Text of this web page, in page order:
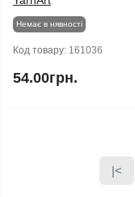
Немає в нявності
Код товару: 161036
54.00грн.
|<